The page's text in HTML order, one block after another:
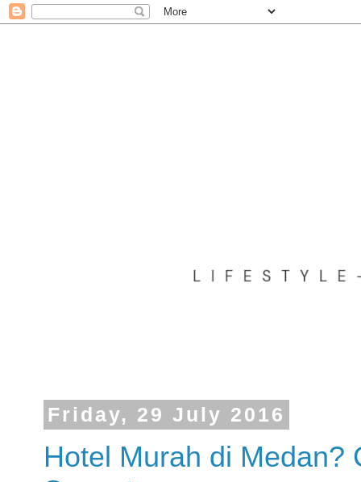
Friday, 29 July 2016
Hotel Murah di Medan?